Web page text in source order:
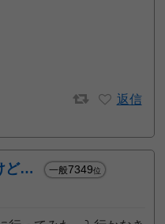
返信
ど… 一般7349位